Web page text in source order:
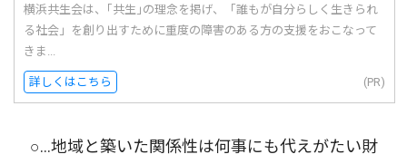
横浜共生会は、｢共生｣の理念を掲げ、「誰もが自分らしく生きられ
る社会」を創り出すために重度の障害のある方の支援をおこなって
きま...
詳しくはこちら (PR)
○…地域と築いた関係性は何事にも代えがたい財